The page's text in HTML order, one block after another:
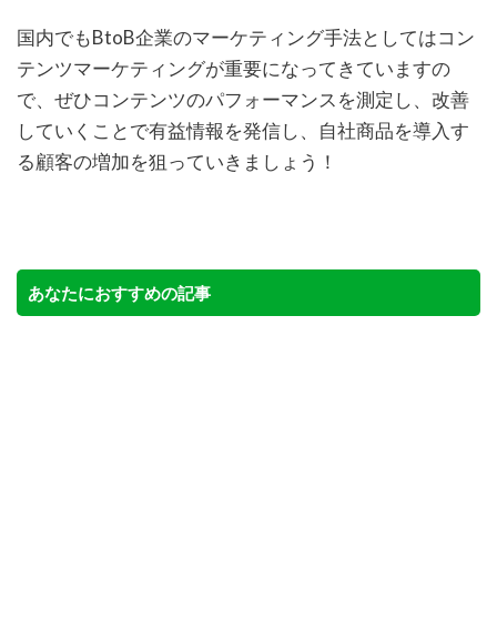
国内でもBtoB企業のマーケティング手法としてはコン
テンツマーケティングが重要になってきていますの
で、ぜひコンテンツのパフォーマンスを測定し、改善
していくことで有益情報を発信し、自社商品を導入す
る顧客の増加を狙っていきましょう！
あなたにおすすめの記事